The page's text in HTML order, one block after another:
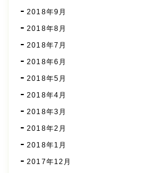
2018年9月
2018年8月
2018年7月
2018年6月
2018年5月
2018年4月
2018年3月
2018年2月
2018年1月
2017年12月